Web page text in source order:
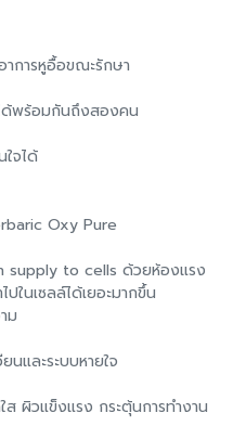
การหูอื้อขณะรักษา
ได้พร้อมกันถึงสองคน
จได้
Oxy Pure
supply to cells ด้วยห้องแรง
ในเซลล์ได้เยอะมากขึ้น
ม
นและระบบหายใจ
ส ผิวแข็งแรง กระตุ้นการทำงาน